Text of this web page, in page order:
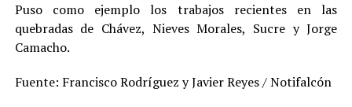
Puso como ejemplo los trabajos recientes en las
quebradas de Chávez, Nieves Morales, Sucre y Jorge
Camacho.
Fuente: Francisco Rodríguez y Javier Reyes / Notifalcón